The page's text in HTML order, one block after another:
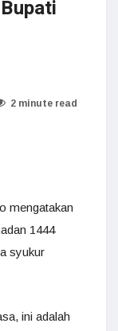
2 minute read
mengatakan
1444
syukur
ini adalah